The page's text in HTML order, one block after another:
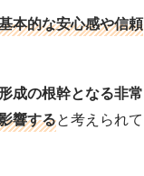
本的な安心感や信頼
成の根幹となる非常
響すると考えられて